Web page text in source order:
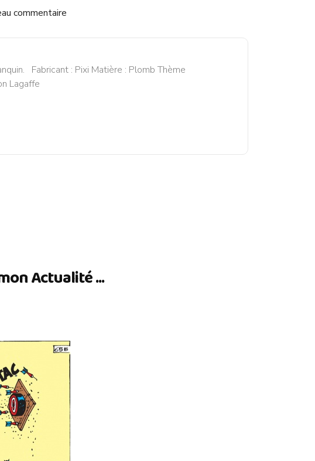
commentaire
Fabricant : Pixi Matière : Plomb Thème
Lagaffe
Actualité ...